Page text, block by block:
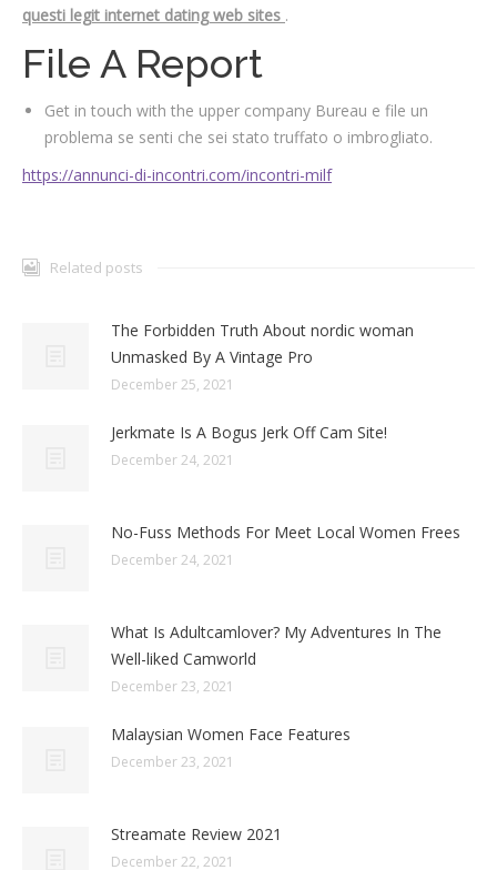
questi legit internet dating web sites .
File A Report
Get in touch with the upper company Bureau e file un
problema se senti che sei stato truffato o imbrogliato.
https://annunci-di-incontri.com/incontri-milf
Related posts
The Forbidden Truth About nordic woman
Unmasked By A Vintage Pro
December 25, 2021
Jerkmate Is A Bogus Jerk Off Cam Site!
December 24, 2021
No-Fuss Methods For Meet Local Women Frees
December 24, 2021
What Is Adultcamlover? My Adventures In The
Well-liked Camworld
December 23, 2021
Malaysian Women Face Features
December 23, 2021
Streamate Review 2021
December 22, 2021